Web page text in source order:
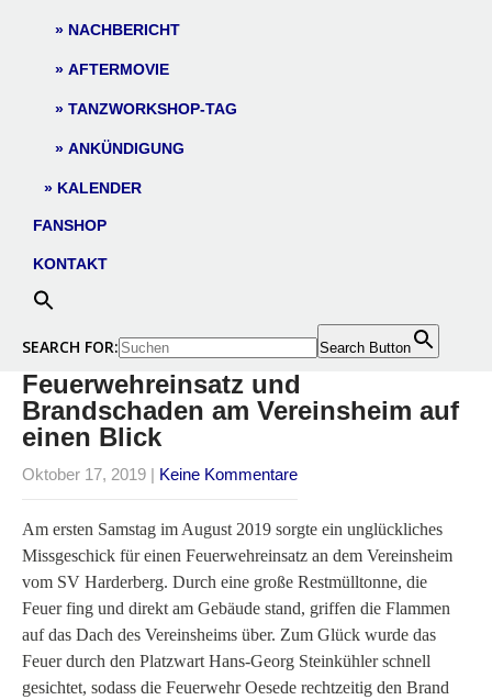
NACHBERICHT
AFTERMOVIE
TANZWORKSHOP-TAG
ANKÜNDIGUNG
KALENDER
FANSHOP
KONTAKT
SEARCH FOR: Search Button
Feuerwehreinsatz und
Brandschaden am Vereinsheim auf
einen Blick
Oktober 17, 2019 | Keine Kommentare
Am ersten Samstag im August 2019 sorgte ein unglückliches
Missgeschick für einen Feuerwehreinsatz an dem Vereinsheim
vom SV Harderberg. Durch eine große Restmülltonne, die
Feuer fing und direkt am Gebäude stand, griffen die Flammen
auf das Dach des Vereinsheims über. Zum Glück wurde das
Feuer durch den Platzwart Hans-Georg Steinkühler schnell
gesichtet, sodass die Feuerwehr Oesede rechtzeitig den Brand